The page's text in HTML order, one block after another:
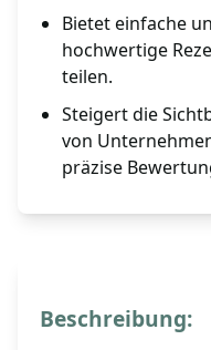
Bietet einfache
hochwertige
teilen.
Steigert die
von
präzise
Beschreibung: